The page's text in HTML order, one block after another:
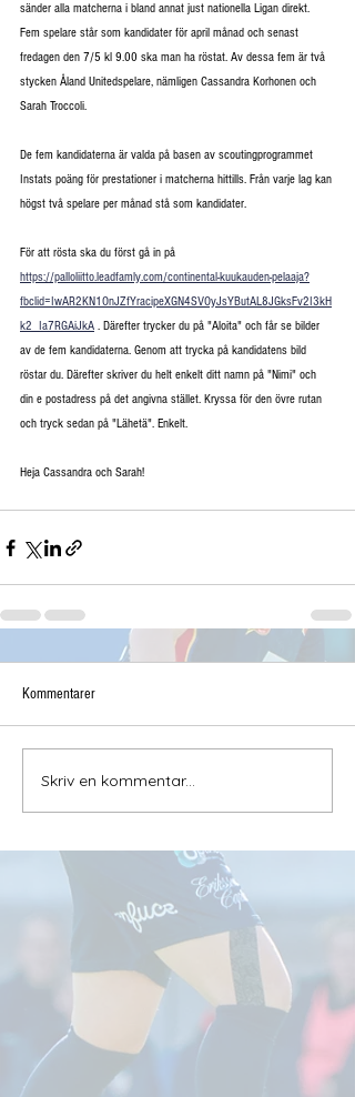
sänder alla matcherna i bland annat just nationella Ligan direkt.
Fem spelare står som kandidater för april månad och senast
fredagen den 7/5 kl 9.00 ska man ha röstat. Av dessa fem är två
stycken Åland Unitedspelare, nämligen Cassandra Korhonen och
Sarah Troccoli.
De fem kandidaterna är valda på basen av scoutingprogrammet
Instats poäng för prestationer i matcherna hittills. Från varje lag kan
högst två spelare per månad stå som kandidater.
För att rösta ska du först gå in på
https://palloliitto.leadfamly.com/continental-kuukauden-pelaaja?
fbclid=IwAR2KN1OnJZfYracipeXGN4SVOyJsYButAL8JGksFv2I3kH
k2_Ia7RGAiJkA . Därefter trycker du på "Aloita" och får se bilder
av de fem kandidaterna. Genom att trycka på kandidatens bild
röstar du. Därefter skriver du helt enkelt ditt namn på "Nimi" och
din e postadress på det angivna stället. Kryssa för den övre rutan
och tryck sedan på "Lähetä". Enkelt.
Heja Cassandra och Sarah!
Kommentarer
Skriv en kommentar...